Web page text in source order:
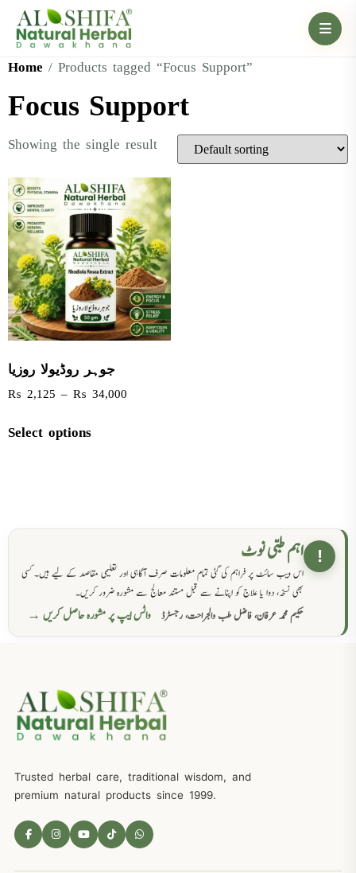
Home / Products tagged “Focus Support”
Focus Support
Showing the single result
جوہر روڈیولا روزیا
₨ 2,125 – ₨ 34,000
Select options
! اہم طبی نوٹ
اس ویب سائٹ پر فراہم کی گئی تمام معلومات صرف آگاہی اور تعلیمی مقاصد کے لیے ہیں۔ کسی
بھی نسخہ، دوا یا علاج کو اپنانے سے قبل مستند معالج سے مشورہ ضرور کریں۔
حکیم محمد عرفان، فاضل طب والجراحت، رجسٹرڈ
واٹس ایپ پر مشورہ حاصل کریں →
Trusted herbal care, traditional wisdom, and
premium natural products since 1999.